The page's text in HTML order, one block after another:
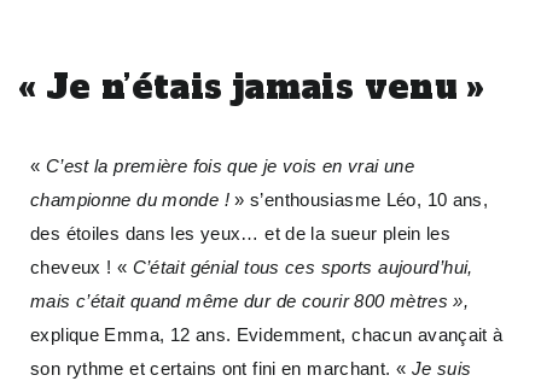
« Je n’étais jamais venu »
« C’est la première fois que je vois en vrai une
championne du monde !» s’enthousiasme Léo, 10 ans,
des étoiles dans les yeux… et de la sueur plein les
cheveux ! « C’était génial tous ces sports aujourd’hui,
mais c’était quand même dur de courir 800 mètres »,
explique Emma, 12 ans. Evidemment, chacun avançait à
son rythme et certains ont fini en marchant. « Je suis